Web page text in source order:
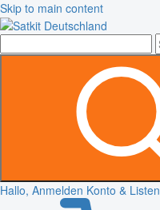
Skip to main content
Hallo, Anmelden Konto & Listen